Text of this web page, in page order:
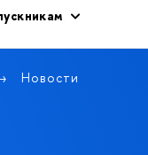
Новости